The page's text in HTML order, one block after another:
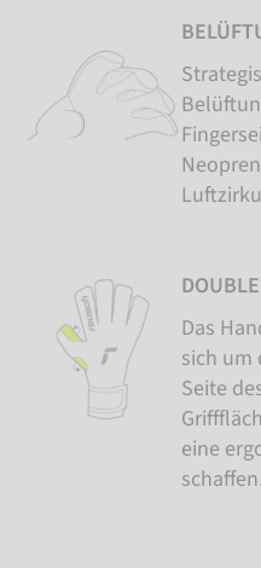
Das
sich um
Seite
eine
schaffen.